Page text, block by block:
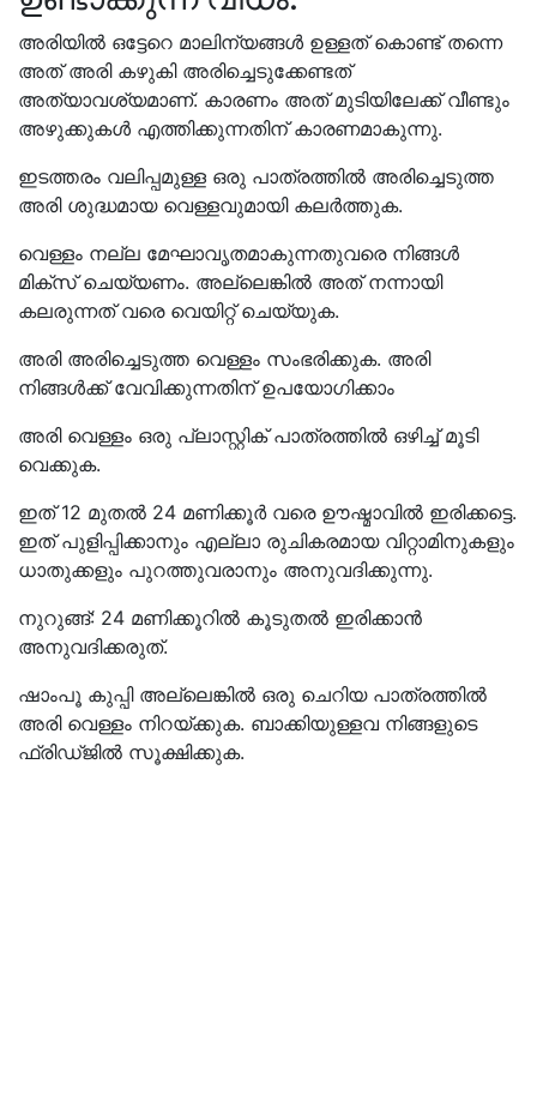
അരിയിൽ ഒട്ടേറെ മാലിന്യങ്ങൾ ഉള്ളത് കൊണ്ട് തന്നെ
അത് അരി കഴുകി അരിച്ചെടുക്കേണ്ടത്
അത്യാവശ്യമാണ്. കാരണം അത് മുടിയിലേക്ക് വീണ്ടും
അഴുക്കുകൾ എത്തിക്കുന്നതിന് കാരണമാകുന്നു.
ഇടത്തരം വലിപ്പമുള്ള ഒരു പാത്രത്തിൽ അരിച്ചെടുത്ത
അരി ശുദ്ധമായ വെള്ളവുമായി കലർത്തുക.
വെള്ളം നല്ല മേഘാവൃതമാകുന്നതുവരെ നിങ്ങൾ
മിക്സ് ചെയ്യണം. അല്ലെങ്കിൽ അത് നന്നായി
കലരുന്നത് വരെ വെയിറ്റ് ചെയ്യുക.
അരി അരിച്ചെടുത്ത വെള്ളം സംഭരിക്കുക. അരി
നിങ്ങൾക്ക് വേവിക്കുന്നതിന് ഉപയോഗിക്കാം
അരി വെള്ളം ഒരു പ്ലാസ്റ്റിക് പാത്രത്തിൽ ഒഴിച്ച് മൂടി
വെക്കുക.
ഇത് 12 മുതൽ 24 മണിക്കൂർ വരെ ഊഷ്മാവിൽ ഇരിക്കട്ടെ.
ഇത് പുളിപ്പിക്കാനും എല്ലാ രുചികരമായ വിറ്റാമിനുകളും
ധാതുക്കളും പുറത്തുവരാനും അനുവദിക്കുന്നു.
നുറുങ്ങ്: 24 മണിക്കൂറിൽ കൂടുതൽ ഇരിക്കാൻ
അനുവദിക്കരുത്.
ഷാംപൂ കുപ്പി അല്ലെങ്കിൽ ഒരു ചെറിയ പാത്രത്തിൽ
അരി വെള്ളം നിറയ്ക്കുക. ബാക്കിയുള്ളവ നിങ്ങളുടെ
ഫ്രിഡ്ജിൽ സൂക്ഷിക്കുക.